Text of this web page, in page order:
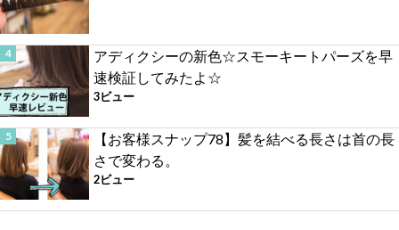
アディクシーの新色☆スモーキートパーズを早
速検証してみたよ☆
3ビュー
【お客様スナップ78】髪を結べる長さは首の長
さで変わる。
2ビュー